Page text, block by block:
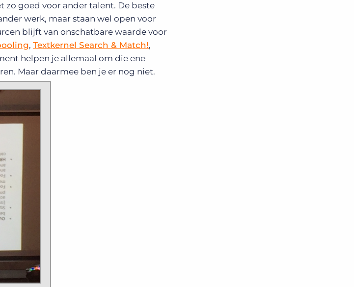
goed voor ander talent. De beste
werk, maar staan wel open voor
blijft van onschatbare waarde voor
, Textkernel Search & Match!,
helpen je allemaal om die ene
Maar daarmee ben je er nog niet.